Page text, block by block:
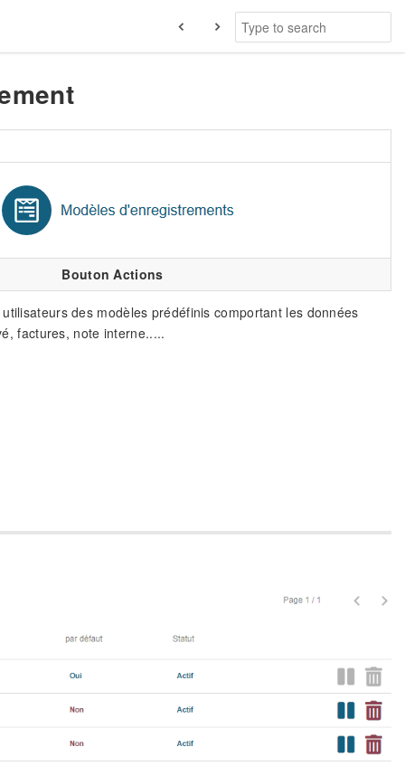
Bouton Actions
des modèles prédéfinis comportant les données
factures, note interne.....